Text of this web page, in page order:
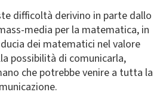
difficoltà derivino in parte dallo
media per la matematica, in
dei matematici nel valore
possibilità di comunicarla,
che potrebbe venire a tutta la